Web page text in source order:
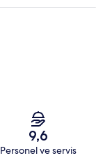
9,6
Personel ve servis